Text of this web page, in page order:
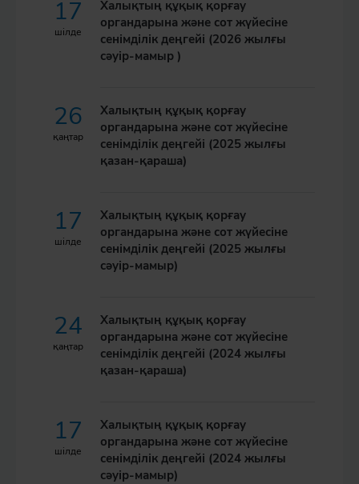
17
шілде
Халықтың құқық қорғау
органдарына және сот жүйесіне
сенімділік деңгейі (2026 жылғы
сәуір-мамыр )
26
қаңтар
Халықтың құқық қорғау
органдарына және сот жүйесіне
сенімділік деңгейі (2025 жылғы
қазан-қараша)
17
шілде
Халықтың құқық қорғау
органдарына және сот жүйесіне
сенімділік деңгейі (2025 жылғы
сәуір-мамыр)
24
қаңтар
Халықтың құқық қорғау
органдарына және сот жүйесіне
сенімділік деңгейі (2024 жылғы
қазан-қараша)
17
шілде
Халықтың құқық қорғау
органдарына және сот жүйесіне
сенімділік деңгейі (2024 жылғы
сәуір-мамыр)